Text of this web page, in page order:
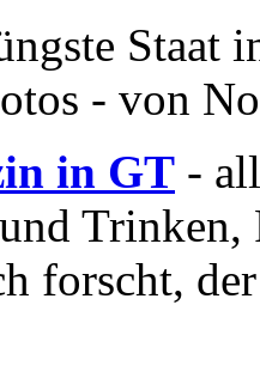
Staat
- von
in GT -
forscht,